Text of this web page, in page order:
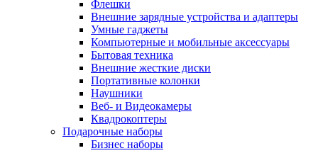
Флешки
Внешние зарядные устройства и адаптеры
Умные гаджеты
Компьютерные и мобильные аксессуары
Бытовая техника
Внешние жесткие диски
Портативные колонки
Наушники
Веб- и Видеокамеры
Квадрокоптеры
Подарочные наборы
Бизнес наборы